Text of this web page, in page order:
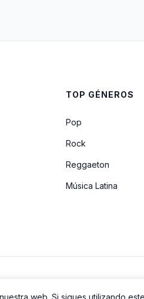
TOP GÉNEROS
Pop
Rock
Reggaeton
Música Latina
web. Si sigues utilizando